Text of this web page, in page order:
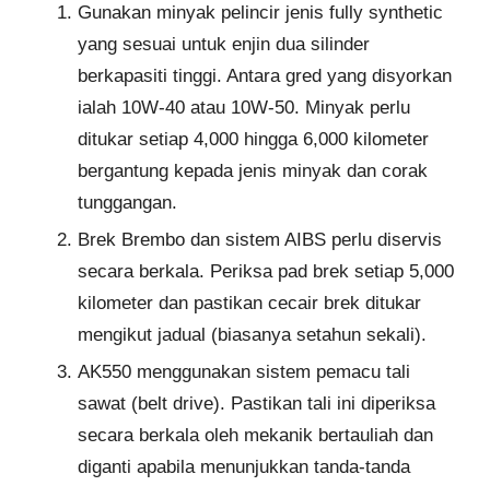
Gunakan minyak pelincir jenis fully synthetic
yang sesuai untuk enjin dua silinder
berkapasiti tinggi. Antara gred yang disyorkan
ialah 10W-40 atau 10W-50. Minyak perlu
ditukar setiap 4,000 hingga 6,000 kilometer
bergantung kepada jenis minyak dan corak
tunggangan.
Brek Brembo dan sistem AIBS perlu diservis
secara berkala. Periksa pad brek setiap 5,000
kilometer dan pastikan cecair brek ditukar
mengikut jadual (biasanya setahun sekali).
AK550 menggunakan sistem pemacu tali
sawat (belt drive). Pastikan tali ini diperiksa
secara berkala oleh mekanik bertauliah dan
diganti apabila menunjukkan tanda-tanda